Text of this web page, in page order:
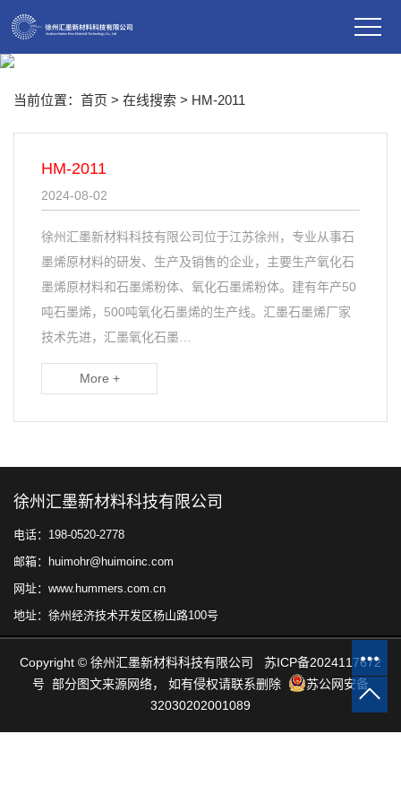
当前位置： 首页 > 在线搜索 > HM-2011
HM-2011
2024-08-02
徐州汇墨新材料科技有限公司位于江苏徐州，专业从事石
墨烯原材料的研发、生产及销售的企业，主要生产氧化石
墨烯原材料和石墨烯粉体、氧化石墨烯粉体。建有年产50
吨石墨烯，500吨氧化石墨烯的生产线。汇墨石墨烯厂家
技术先进，汇墨氧化石墨…
More +
徐州汇墨新材料科技有限公司
电话：198-0520-2778
邮箱：huimohr@huimoinc.com
网址：www.hummers.com.cn
地址：徐州经济技术开发区杨山路100号
Copyright © 徐州汇墨新材料科技有限公司 苏ICP备2024117672
号 部分图文来源网络， 如有侵权请联系删除
苏公网安备
32030202001089